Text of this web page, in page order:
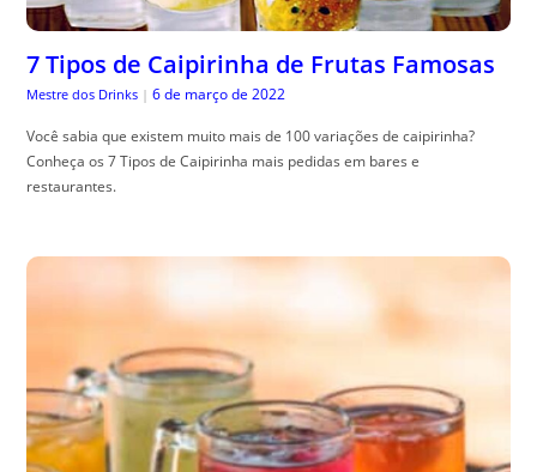
7 Tipos de Caipirinha de Frutas Famosas
Mestre dos Drinks | 6 de março de 2022
Você sabia que existem muito mais de 100 variações de caipirinha?
Conheça os 7 Tipos de Caipirinha mais pedidas em bares e
restaurantes.